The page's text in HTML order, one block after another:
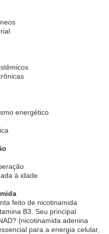
energético
à idade
feito de nicotinamida
B3. Seu principal
(nicotinamida adenina
para a energia celular,